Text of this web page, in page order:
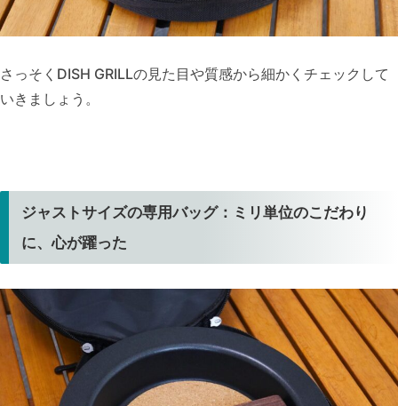
さっそくDISH GRILLの見た目や質感から細かくチェックして
いきましょう。
ジャストサイズの専用バッグ：ミリ単位のこだわり
に、心が躍った